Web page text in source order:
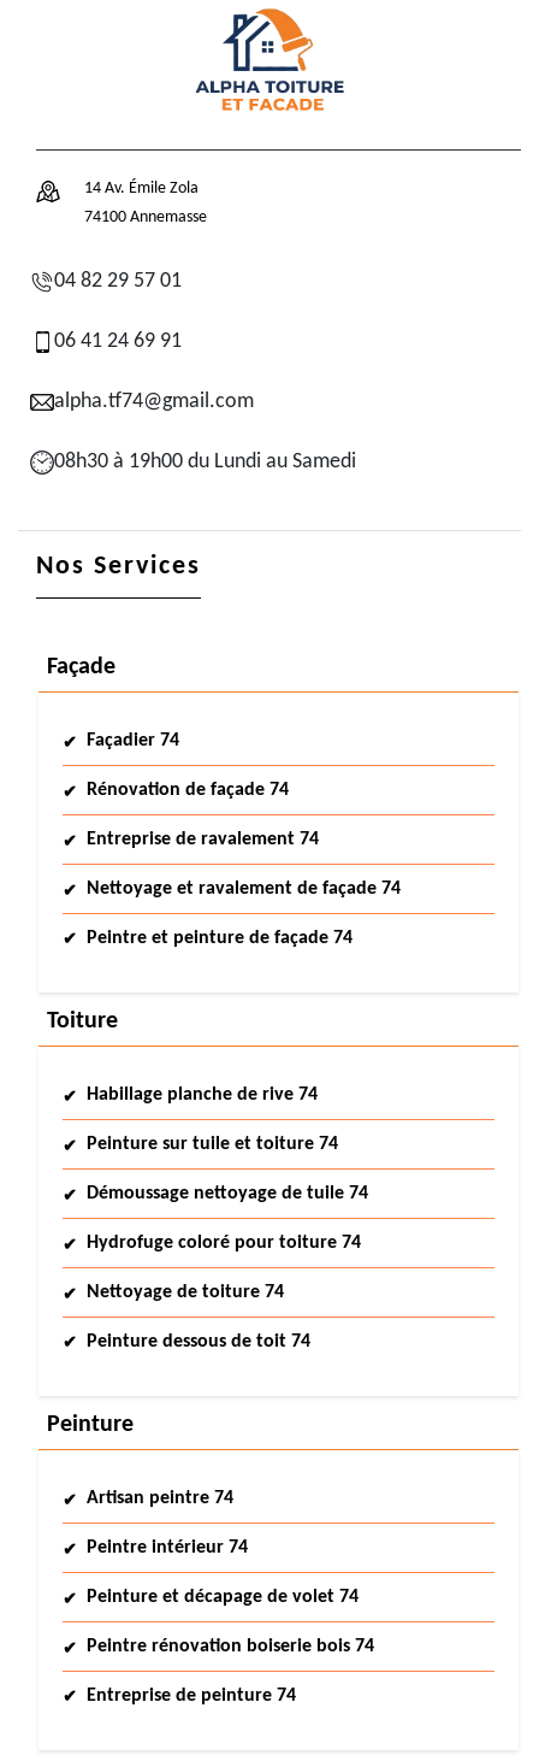
14 Av. Émile Zola
74100 Annemasse
04 82 29 57 01
06 41 24 69 91
alpha.tf74@gmail.com
08h30 à 19h00 du Lundi au Samedi
Nos Services
Façade
Façadier 74
Rénovation de façade 74
Entreprise de ravalement 74
Nettoyage et ravalement de façade 74
Peintre et peinture de façade 74
Toiture
Habillage planche de rive 74
Peinture sur tuile et toiture 74
Démoussage nettoyage de tuile 74
Hydrofuge coloré pour toiture 74
Nettoyage de toiture 74
Peinture dessous de toit 74
Peinture
Artisan peintre 74
Peintre intérieur 74
Peinture et décapage de volet 74
Peintre rénovation boiserie bois 74
Entreprise de peinture 74